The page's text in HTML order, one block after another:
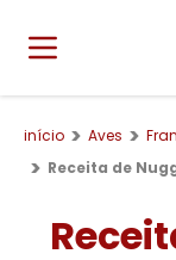
início Aves
Receita de